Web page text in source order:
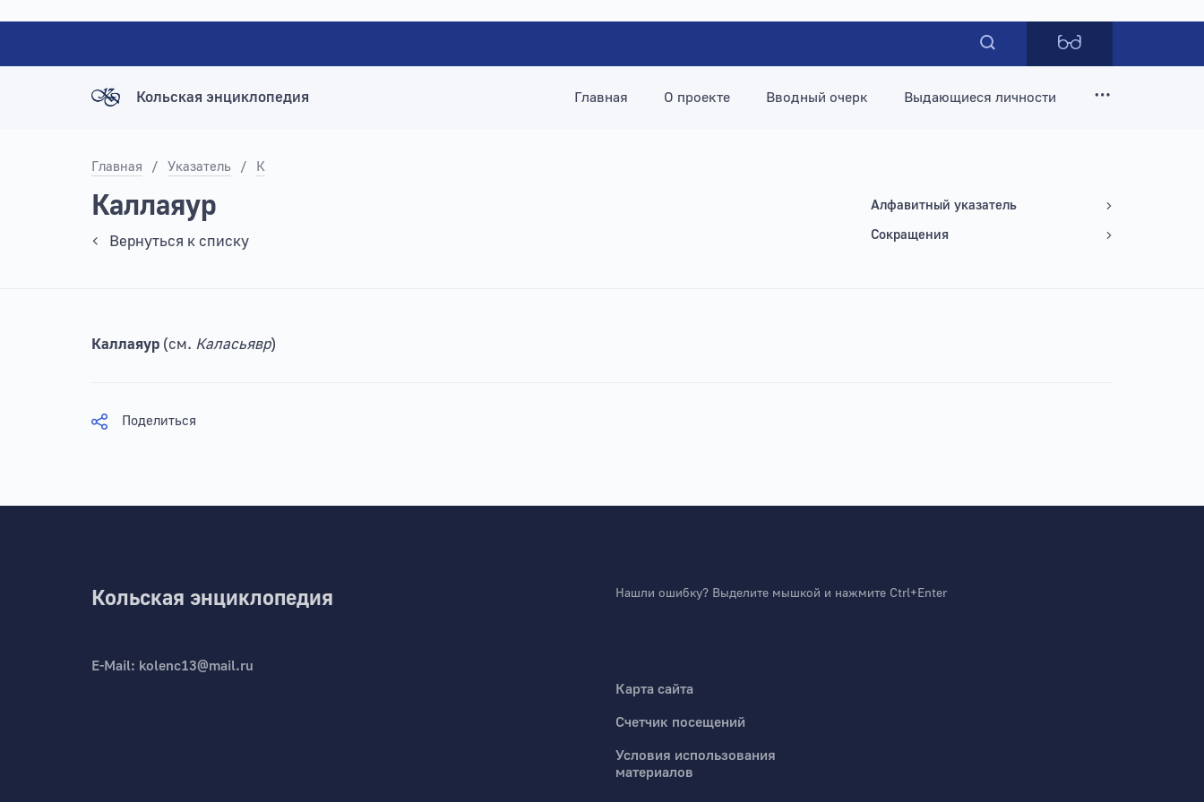
Кольская энциклопедия Главная О проекте Вводный очерк Выдающиеся личности
Главная / Указатель / К
Каллаяур
Вернуться к списку
Алфавитный указатель
Сокращения
Каллаяур (см. Каласьявр)
Поделиться
Кольская энциклопедия
E-Mail: kolenc13@mail.ru
Нашли ошибку? Выделите мышкой и нажмите Ctrl+Enter
Карта сайта
Счетчик посещений
Условия использования
материалов